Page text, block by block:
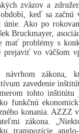
zväzov a
keď sa začnú
únie. Ako po
Bruckmayer,
mať problémy s
prejaviť vo väčšom
zákona,
zavedenie
tohto inštitútu
funkčnú
konania. AZZZ
zákona.
transpozície